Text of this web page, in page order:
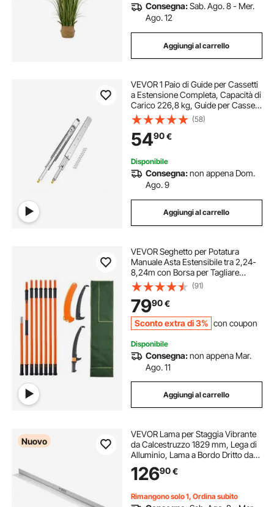
Consegna:Sab. Ago. 8 - Mer.
Ago. 12
Aggiungi al carrello
VEVOR 1 Paio di Guide per Cassetti
a Estensione Completa, Capacità di
Carico 226,8 kg, Guide per Cassetti
con Bloccaggio, Cuscinetti a Sfera
con Guida Scorrevole, 945 x 76 x
19,5 mm
(58)
5490€
Disponibile
Consegna:non appena Dom.
Ago. 9
Aggiungi al carrello
VEVOR Seghetto per Potatura
Manuale Asta Estensibile tra 2,24-
8,24m con Borsa per Tagliare
Segare Rami Boschi Alberi in
Altezza, Troncarami Manuale 5,1kg
Palo Estensibile in Fibra di Vetro
Lama Curva
(91)
7990€
Sconto extra di 3% con coupon
Disponibile
Consegna:non appena Mar.
Ago. 11
Aggiungi al carrello
Nuovo
VEVOR Lama per Staggia Vibrante
da Calcestruzzo 1829 mm, Lega di
Alluminio, Lama a Bordo Dritto da
135 mm, Copertura Estesa, Lama di
Ricambio per Vialetti, Patio,
12690€
Rimangono solo 1, Ordina subito